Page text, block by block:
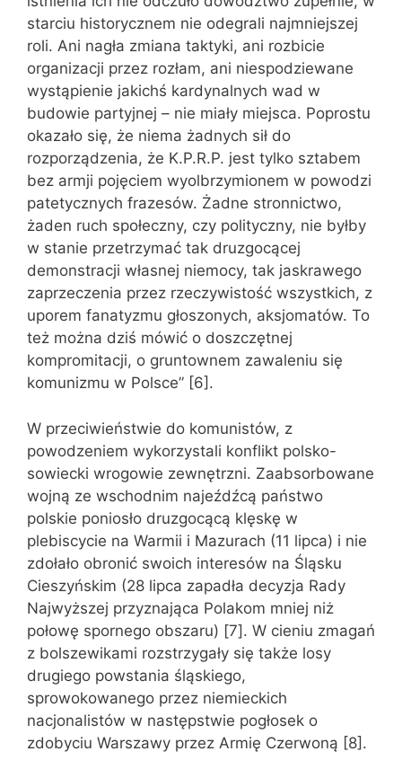
starciu historycznem nie odegrali najmniejszej
roli. Ani nagła zmiana taktyki, ani rozbicie
organizacji przez rozłam, ani niespodziewane
wystąpienie jakichś kardynalnych wad w
budowie partyjnej – nie miały miejsca. Poprostu
okazało się, że niema żadnych sił do
rozporządzenia, że K.P.R.P. jest tylko sztabem
bez armji pojęciem wyolbrzymionem w powodzi
patetycznych frazesów. Żadne stronnictwo,
żaden ruch społeczny, czy polityczny, nie byłby
w stanie przetrzymać tak druzgocącej
demonstracji własnej niemocy, tak jaskrawego
zaprzeczenia przez rzeczywistość wszystkich, z
uporem fanatyzmu głoszonych, aksjomatów. To
też można dziś mówić o doszczętnej
kompromitacji, o gruntownem zawaleniu się
komunizmu w Polsce” [6].
W przeciwieństwie do komunistów, z
powodzeniem wykorzystali konflikt polsko-
sowiecki wrogowie zewnętrzni. Zaabsorbowane
wojną ze wschodnim najeźdźcą państwo
polskie poniosło druzgocącą klęskę w
plebiscycie na Warmii i Mazurach (11 lipca) i nie
zdołało obronić swoich interesów na Śląsku
Cieszyńskim (28 lipca zapadła decyzja Rady
Najwyższej przyznająca Polakom mniej niż
połowę spornego obszaru) [7]. W cieniu zmagań
z bolszewikami rozstrzygały się także losy
drugiego powstania śląskiego,
sprowokowanego przez niemieckich
nacjonalistów w następstwie pogłosek o
zdobyciu Warszawy przez Armię Czerwoną [8].